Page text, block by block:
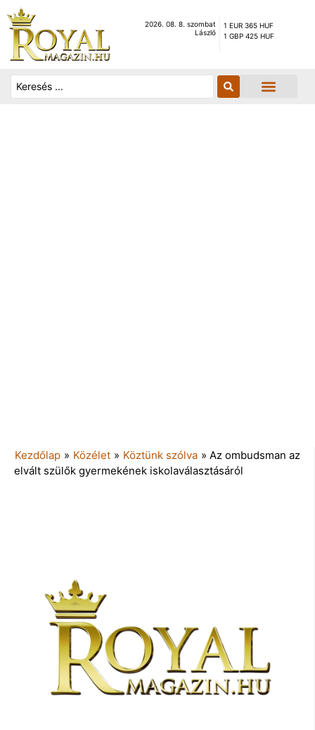
2026. 08. 8. szombat
László
1 EUR 365 HUF
1 GBP 425 HUF
Kezdőlap » Közélet » Köztünk szólva » Az ombudsman az
elvált szülők gyermekének iskolaválasztásáról